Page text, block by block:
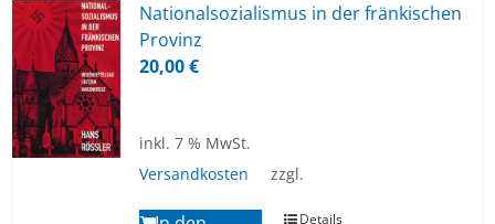
Na­tio­nal­so­zia­lis­mus in der frän­ki­schen
Pro­vinz
20,00€
inkl. 7 % MwSt.
zzgl.
Versandkosten
Details